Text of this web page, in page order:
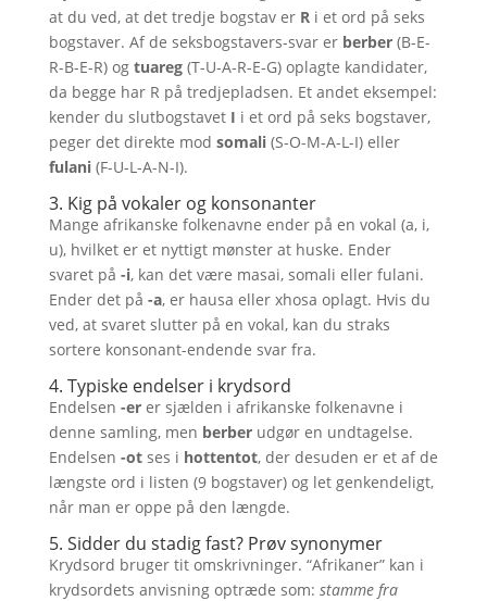
at du ved, at det tredje bogstav er Ri et ord på seks
bogstaver. Af de seksbogstavers-svar er berber(B-E-
R-B-E-R) og tuareg(T-U-A-R-E-G) oplagte kandidater,
da begge har R på tredjepladsen. Et andet eksempel:
kender du slutbogstavet I i et ord på seks bogstaver,
peger det direkte mod somali(S-O-M-A-L-I) eller
fulani(F-U-L-A-N-I).
3. Kig på vokaler og konsonanter
Mange afrikanske folkenavne ender på en vokal (a, i,
u), hvilket er et nyttigt mønster at huske. Ender
svaret på -i, kan det være masai, somali eller fulani.
Ender det på -a, er hausa eller xhosa oplagt. Hvis du
ved, at svaret slutter på en vokal, kan du straks
sortere konsonant-endende svar fra.
4. Typiske endelser i krydsord
Endelsen -erer sjælden i afrikanske folkenavne i
denne samling, men berberudgør en undtagelse.
Endelsen -otses i hottentot, der desuden er et af de
længste ord i listen (9 bogstaver) og let genkendeligt,
når man er oppe på den længde.
5. Sidder du stadig fast? Prøv synonymer
Krydsord bruger tit omskrivninger. “Afrikaner” kan i
krydsordets anvisning optræde som: stamme fra